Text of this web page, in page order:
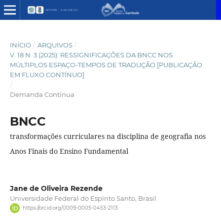
INÍCIO / ARQUIVOS /
V. 18 N. 3 (2025): RESSIGNIFICAÇÕES DA BNCC NOS
MÚLTIPLOS ESPAÇO-TEMPOS DE TRADUÇÃO [PUBLICAÇÃO
EM FLUXO CONTÍNUO]
/
Demanda Contínua
BNCC
transformações curriculares na disciplina de geografia nos
Anos Finais do Ensino Fundamental
Jane de Oliveira Rezende
Universidade Federal do Espírito Santo, Brasil
https://orcid.org/0009-0005-0453-2113